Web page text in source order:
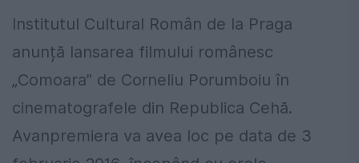
Institutul Cultural Român de la Praga
anunță lansarea filmului românesc
„Comoara” de Corneliu Porumboiu în
cinematografele din Republica Cehă.
Avanpremiera va avea loc pe data de 3